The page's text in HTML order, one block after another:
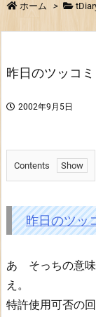
ホーム >
昨日のツッコミ
2002年9月5日
Contents
1.
日
の
ッ
コ
ミ
昨日のツッ
あ そっちの意味
え。
特許使用可否の